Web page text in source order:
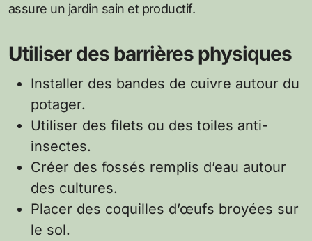
assure un jardin sain et productif.
Utiliser des barrières physiques
Installer des bandes de cuivre autour du
potager.
Utiliser des filets ou des toiles anti-
insectes.
Créer des fossés remplis d’eau autour
des cultures.
Placer des coquilles d’œufs broyées sur
le sol.